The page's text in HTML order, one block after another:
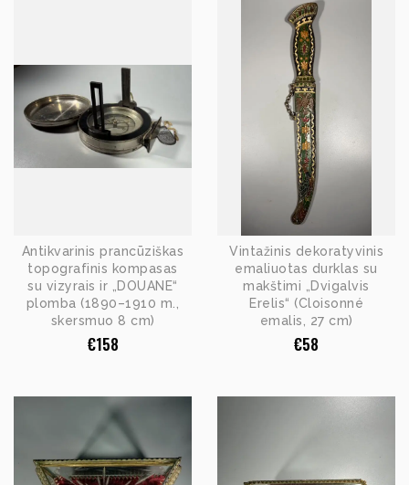
Antikvarinis prancūziškas
topografinis kompasas
su vizyrais ir „DOUANE“
plomba (1890–1910 m.,
skersmuo 8 cm)
€158
Vintažinis dekoratyvinis
emaliuotas durklas su
makštimi „Dvigalvis
Erelis“ (Cloisonné
emalis, 27 cm)
€58